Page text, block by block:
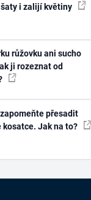
i zalijí květiny
růžovku ani sucho
ji rozeznat od
přesadit
kosatce. Jak na to?